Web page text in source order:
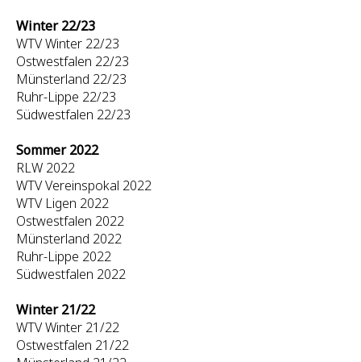
Winter 22/23
WTV Winter 22/23
Ostwestfalen 22/23
Münsterland 22/23
Ruhr-Lippe 22/23
Südwestfalen 22/23
Sommer 2022
RLW 2022
WTV Vereinspokal 2022
WTV Ligen 2022
Ostwestfalen 2022
Münsterland 2022
Ruhr-Lippe 2022
Südwestfalen 2022
Winter 21/22
WTV Winter 21/22
Ostwestfalen 21/22